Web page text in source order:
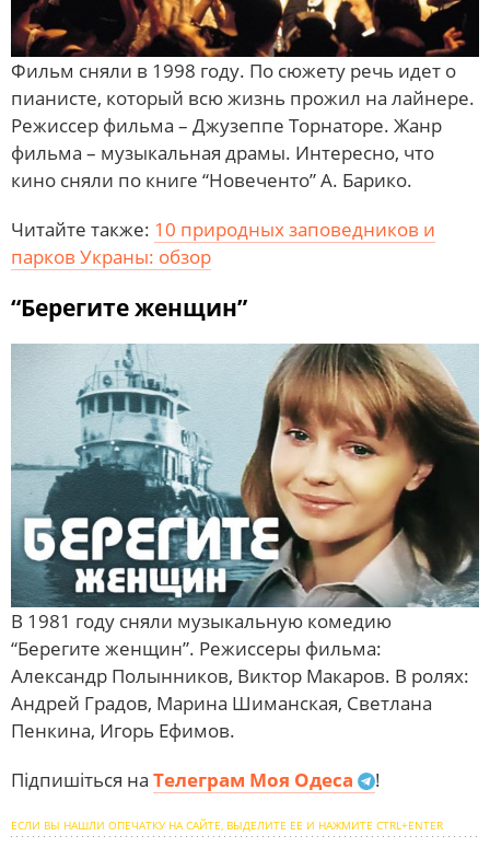
Фильм сняли в 1998 году. По сюжету речь идет о
пианисте, который всю жизнь прожил на лайнере.
Режиссер фильма – Джузеппе Торнаторе. Жанр
фильма – музыкальная драмы. Интересно, что
кино сняли по книге “Новеченто” А. Барико.
Читайте также: 10 природных заповедников и
парков Украны: обзор
“Берегите женщин”
В 1981 году сняли музыкальную комедию
“Берегите женщин”. Режиссеры фильма:
Александр Полынников, Виктор Макаров. В ролях:
Андрей Градов, Марина Шиманская, Светлана
Пенкина, Игорь Ефимов.
Підпишіться на Телеграм Моя Одеса !
ЕСЛИ ВЫ НАШЛИ ОПЕЧАТКУ НА САЙТЕ, ВЫДЕЛИТЕ ЕЕ И НАЖМИТЕ CTRL+ENTER